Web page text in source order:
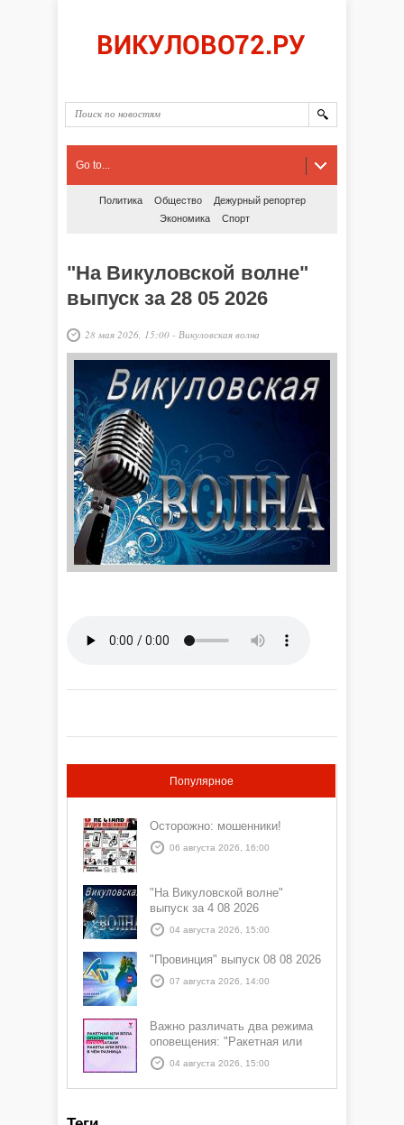
Go to...
Политика Общество
Дежурный репортер
Экономика
Спорт
"На Викуловской волне"
выпуск за 28 05 2026
28 мая 2026, 15:00 - Викуловская волна
Популярное
Осторожно: мошенники!
06 августа 2026, 16:00
"На Викуловской волне"
выпуск за 4 08 2026
04 августа 2026, 15:00
"Провинция" выпуск 08 08 2026
07 августа 2026, 14:00
Важно различать два режима
оповещения: "Ракетная или
БПЛА опасность" и "Угроза
атаки ракеты или БПЛА"
04 августа 2026, 15:00